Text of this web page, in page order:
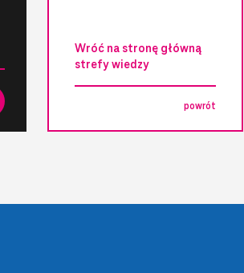
Wróć na stronę główną
strefy wiedzy
powrót